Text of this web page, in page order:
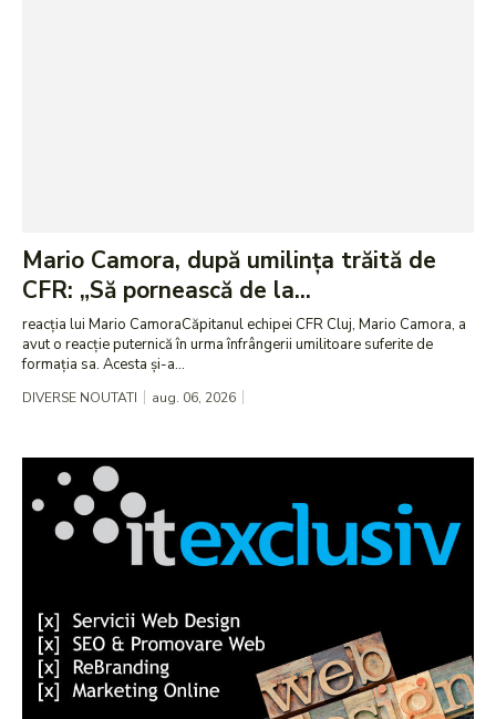
Mario Camora, după umilința trăită de
CFR: „Să pornească de la...
reacția lui Mario CamoraCăpitanul echipei CFR Cluj, Mario Camora, a
avut o reacție puternică în urma înfrângerii umilitoare suferite de
formația sa. Acesta și-a...
DIVERSE NOUTATI aug. 06, 2026